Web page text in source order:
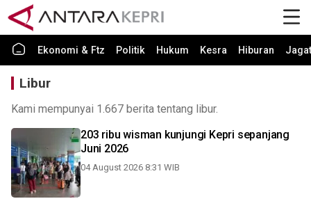
Ekonomi & Ftz Politik Hukum Kesra Hiburan Jagat
Libur
Kami mempunyai 1.667 berita tentang libur.
203 ribu wisman kunjungi Kepri sepanjang
Juni 2026
04 August 2026 8:31 WIB